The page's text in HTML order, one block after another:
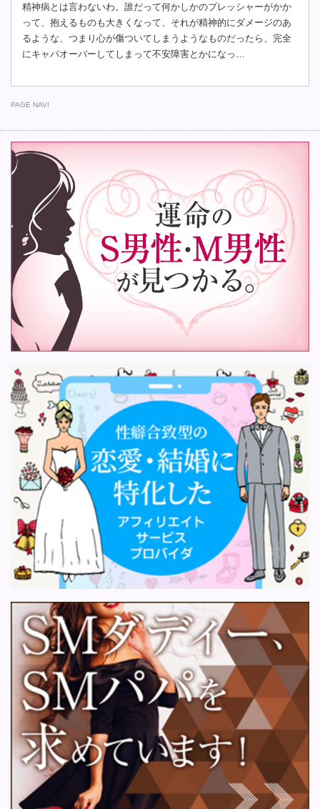
精神病とは言わないわ。誰だって何かしかのプレッシャーがかか
って、抱えるものも大きくなって、それが精神的にダメージのあ
るような、つまり心が傷ついてしまうようなものだったら、完全
にキャパオーバーしてしまって不安障害とかになっ…
PAGE NAVI